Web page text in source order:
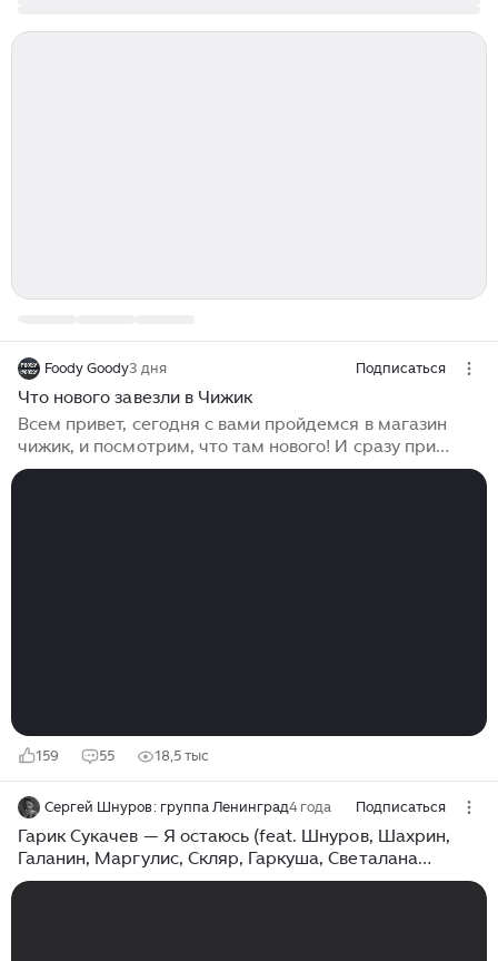
Foody Goody3 дня Подписаться
Что нового завезли в Чижик
Всем привет, сегодня с вами пройдемся в магазин
чижик, и посмотрим, что там нового! И сразу при
входе встречает медовуха, со вкусом грант и малина,
159 55 18,5 тыс
Сергей Шнуров: группа Ленинград4 года Подписаться
Гарик Сукачев — Я остаюсь (feat. Шнуров, Шахрин,
Галанин, Маргулис, Скляр, Гаркуша, Светалана
Сурганова, Ая и др.)